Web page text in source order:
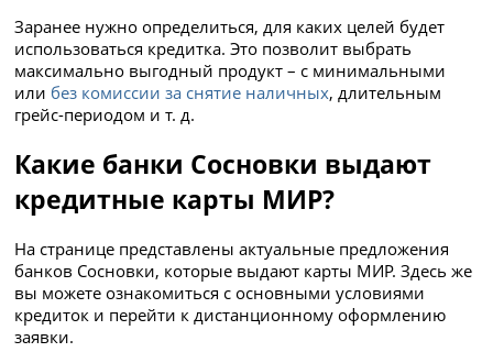
Заранее нужно определиться, для каких целей будет
использоваться кредитка. Это позволит выбрать
максимально выгодный продукт – с минимальными
или без комиссии за снятие наличных, длительным
грейс-периодом и т. д.
Какие банки Сосновки выдают
кредитные карты МИР?
На странице представлены актуальные предложения
банков Сосновки, которые выдают карты МИР. Здесь же
вы можете ознакомиться с основными условиями
кредиток и перейти к дистанционному оформлению
заявки.